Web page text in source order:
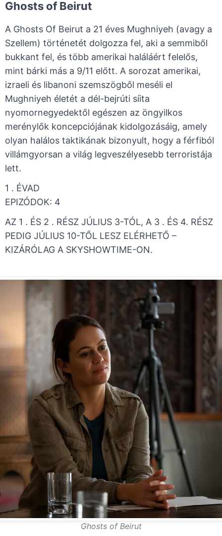
Ghosts of Beirut
A Ghosts Of Beirut a 21 éves Mughniyeh (avagy a
Szellem) történetét dolgozza fel, aki a semmiből
bukkant fel, és több amerikai haláláért felelős,
mint bárki más a 9/11 előtt. A sorozat amerikai,
izraeli és libanoni szemszögből meséli el
Mughniyeh életét a dél-bejrúti síita
nyomornegyedektől egészen az öngyilkos
merénylők koncepciójának kidolgozásáig, amely
olyan halálos taktikának bizonyult, hogy a férfiból
villámgyorsan a világ legveszélyesebb terroristája
lett.
1 . ÉVAD ​
​EPIZÓDOK: 4
AZ 1 . ÉS 2 . RÉSZ JÚLIUS 3-TÓL, A 3 . ÉS 4. RÉSZ
PEDIG JÚLIUS 10-TŐL LESZ ELÉRHETŐ –
KIZÁRÓLAG A SKYSHOWTIME-ON.
Ghosts of Beirut